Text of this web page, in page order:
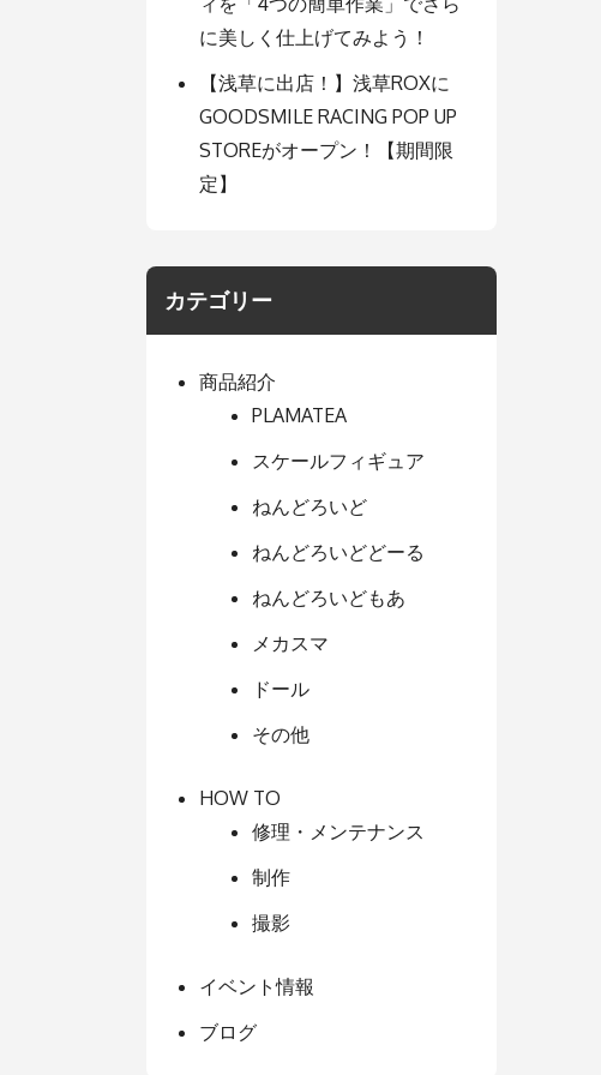
に美しく仕上げてみよう！
【浅草に出店！】浅草ROXに
GOODSMILE RACING POP UP
STOREがオープン！【期間限
定】
カテゴリー
商品紹介
PLAMATEA
スケールフィギュア
ねんどろいど
ねんどろいどどーる
ねんどろいどもあ
メカスマ
ドール
その他
HOW TO
修理・メンテナンス
制作
撮影
イベント情報
ブログ